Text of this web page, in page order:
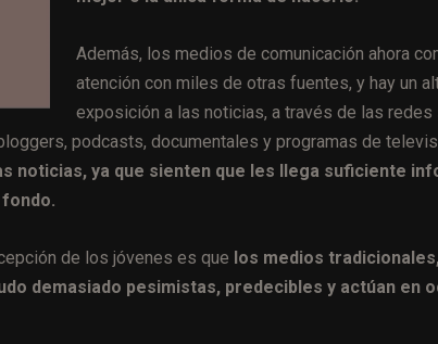
Además, los medios de comunicación ahora
atención con miles de otras fuentes, y hay un
exposición a las noticias, a través de las
podcasts, documentales y programas de
noticias, ya que sienten que les llega suficiente
de los jóvenes es que los medios
demasiado pesimistas, predecibles y actúan en